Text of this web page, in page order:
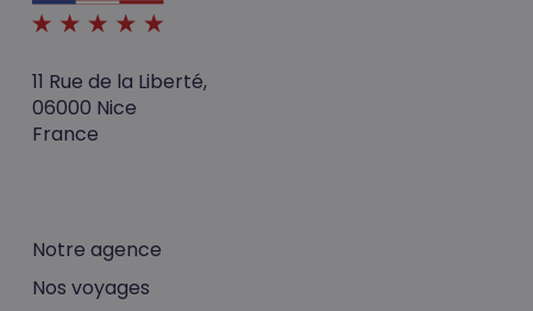
11 Rue de la Liberté,
06000 Nice
France
Notre agence
Nos voyages